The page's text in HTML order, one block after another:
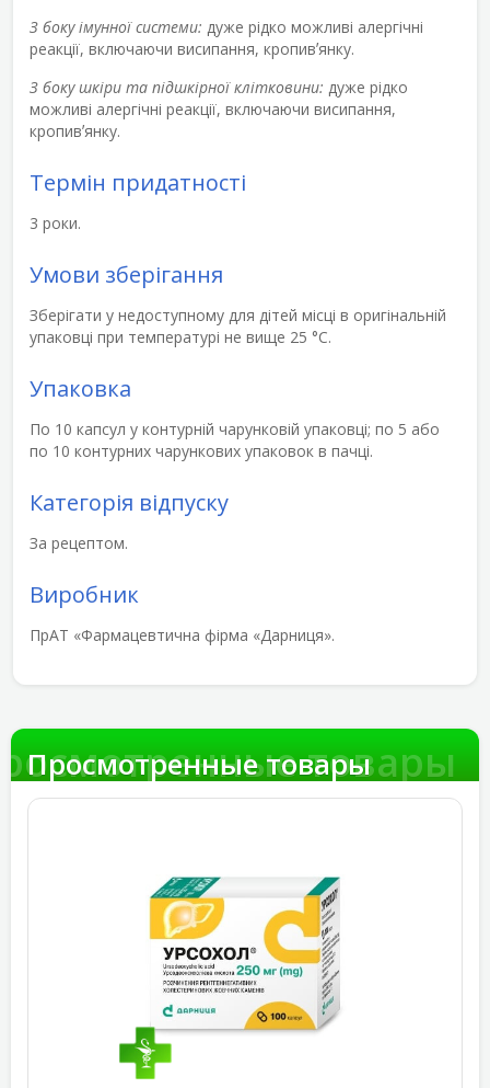
З боку імунної системи: дуже рідко можливі алергічні
реакції, включаючи висипання, кропивʼянку.
З боку шкіри та підшкірної клітковини: дуже рідко
можливі алергічні реакції, включаючи висипання,
кропивʼянку.
Термін придатності
3 роки.
Умови зберігання
Зберігати у недоступному для дітей місці в оригінальній
упаковці при температурі не вище 25 °С.
Упаковка
По 10 капсул у контурній чарунковій упаковці; по 5 або
по 10 контурних чарункових упаковок в пачці.
Категорія відпуску
За рецептом.
Виробник
ПрАТ «Фармацевтична фірма «Дарниця».
товары
Просмотренные товары